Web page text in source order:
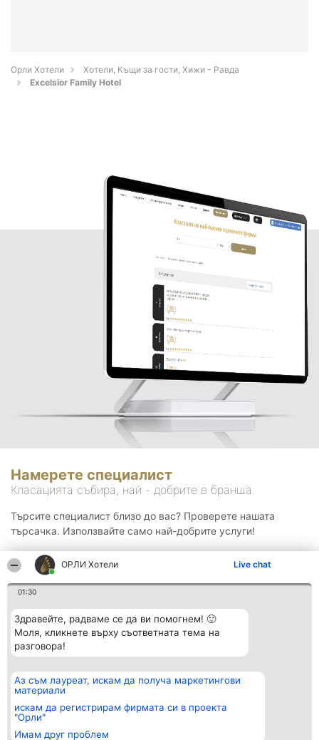
ОРЛИ Хотели Live chat
01:30
Здравейте, радваме се да ви помогнем! 🙂
Моля, кликнете върху съответната тема на
разговора!
Аз съм лауреат, искам да получа маркетингови
материали
искам да регистрирам фирмата си в проекта
"Орли"
Имам друг проблем
Орли Хотели
Хотели, Къщи за гости, Хижи - Равда
Excelsior Family Hotel
Намерете специалист
Класацията събира, най - добрите в бранша.
Търсите специалист близо до вас? Проверете нашата
търсачка. Използвайте само най-добрите услуги!
Организатор на
класиране
BulevardulAleea Timișul De
Sus Nr. 2, Bl. A30, Sc. A, Et.
4, Ap. 13
Класация
всички
Контакти